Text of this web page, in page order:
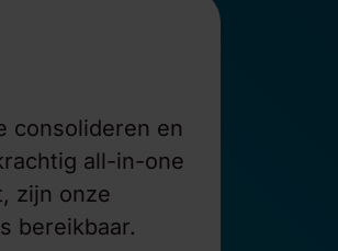
consolideren en
all-in-one
zijn onze
bereikbaar.